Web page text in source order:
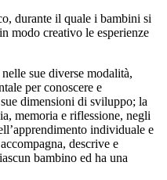
durante il quale i bambini si
modo creativo le esperienze
sue diverse modalità,
per conoscere e
dimensioni di sviluppo; la
memoria e riflessione, negli
individuale e
descrive e
bambino ed ha una